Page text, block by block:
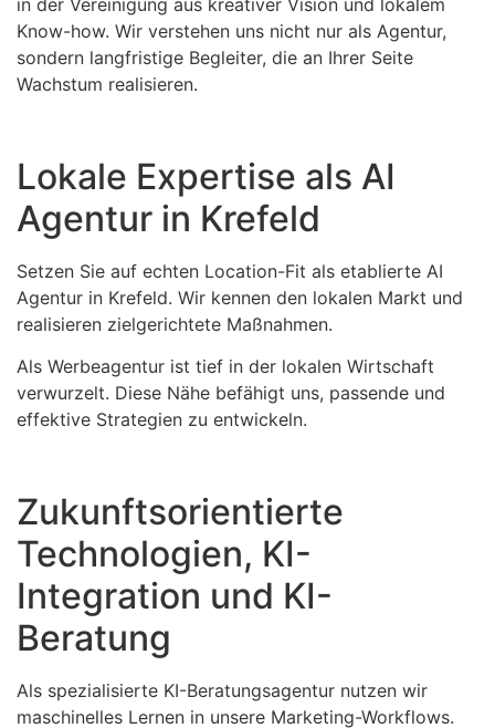
Know-how. Wir verstehen uns nicht nur als Agentur,
sondern langfristige Begleiter, die an Ihrer Seite
Wachstum realisieren.
Lokale Expertise als AI
Agentur in Krefeld
Setzen Sie auf echten Location-Fit als etablierte AI
Agentur in Krefeld. Wir kennen den lokalen Markt und
realisieren zielgerichtete Maßnahmen.
Als Werbeagentur ist tief in der lokalen Wirtschaft
verwurzelt. Diese Nähe befähigt uns, passende und
effektive Strategien zu entwickeln.
Zukunftsorientierte
Technologien, KI-
Integration und KI-
Beratung
Als spezialisierte KI-Beratungsagentur nutzen wir
maschinelles Lernen in unsere Marketing-Workflows.